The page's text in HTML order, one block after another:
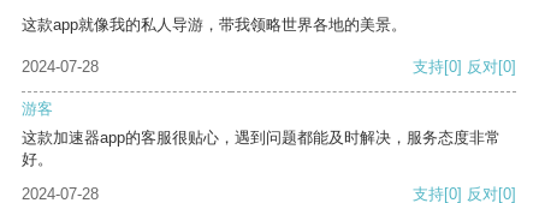
这款app就像我的私人导游，带我领略世界各地的美景。
2024-07-28 支持[0] 反对[0]
游客
这款加速器app的客服很贴心，遇到问题都能及时解决，服务态度非常
好。
2024-07-28
支持[0] 反对[0]